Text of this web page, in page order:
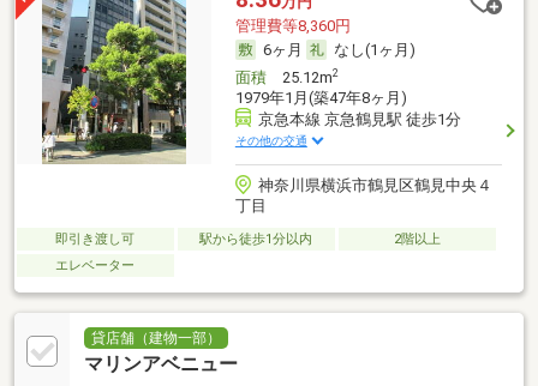
管理費等8,360円
6ヶ月
なし(1ヶ月)
面積25.12m2
1979年1月(築47年8ヶ月)
京急本線 京急鶴見駅 徒歩1分
その他の交通
神奈川県横浜市鶴見区鶴見中央４
丁目
即引き渡し可 駅から徒歩1分以内
2階以上
エレベーター
貸店舗（建物一部）
マリンアベニュー